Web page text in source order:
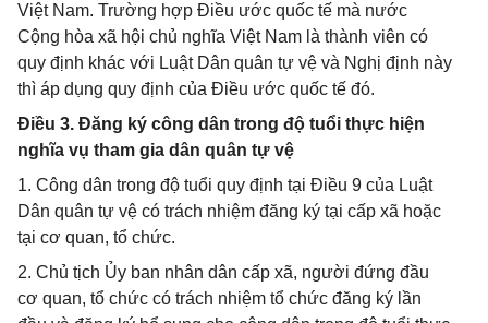
Việt Nam. Trường hợp Điều ước quốc tế mà nước
Cộng hòa xã hội chủ nghĩa Việt Nam là thành viên có
quy định khác với Luật Dân quân tự vệ và Nghị định này
thì áp dụng quy định của Điều ước quốc tế đó.
Điều 3. Đăng ký công dân trong độ tuổi thực hiện
nghĩa vụ tham gia dân quân tự vệ
1. Công dân trong độ tuổi quy định tại Điều 9 của Luật
Dân quân tự vệ có trách nhiệm đăng ký tại cấp xã hoặc
tại cơ quan, tổ chức.
2. Chủ tịch Ủy ban nhân dân cấp xã, người đứng đầu
cơ quan, tổ chức có trách nhiệm tổ chức đăng ký lần